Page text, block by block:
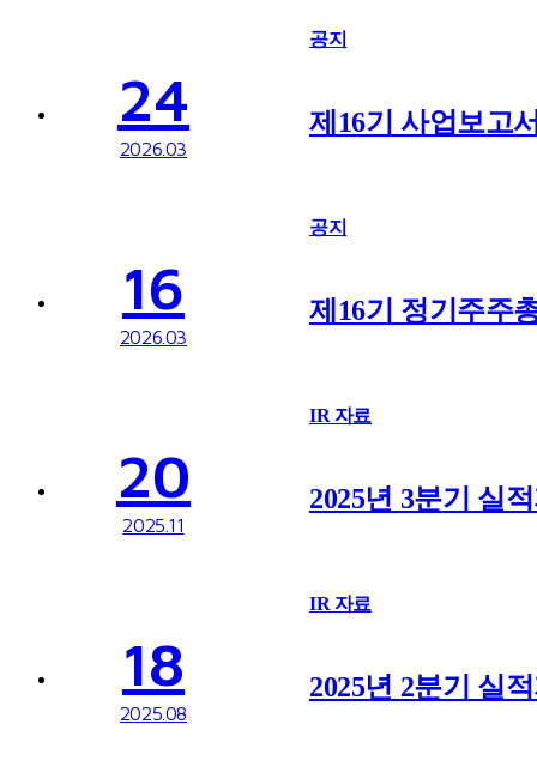
24
2026.03
공지
제16기 사업보고
16
2026.03
공지
제16기 정기주주
20
2025.11
IR 자료
2025년 3분기 실
18
2025.08
IR 자료
2025년 2분기 실